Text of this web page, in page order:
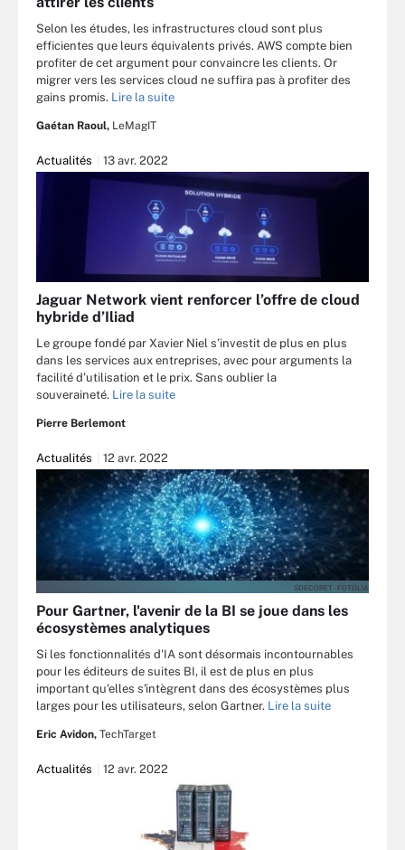
Selon les études, les infrastructures cloud sont plus
efficientes que leurs équivalents privés. AWS compte bien
profiter de cet argument pour convaincre les clients. Or
migrer vers les services cloud ne suffira pas à profiter des
gains promis. Lire la suite
Gaétan Raoul, LeMagIT
Actualités 13 avr. 2022
Jaguar Network vient renforcer l’offre de cloud
hybride d’Iliad
Le groupe fondé par Xavier Niel s’investit de plus en plus
dans les services aux entreprises, avec pour arguments la
facilité d’utilisation et le prix. Sans oublier la
souveraineté. Lire la suite
Pierre Berlemont
Actualités 12 avr. 2022
SDECORET - FOTOLIA
Pour Gartner, l'avenir de la BI se joue dans les
écosystèmes analytiques
Si les fonctionnalités d'IA sont désormais incontournables
pour les éditeurs de suites BI, il est de plus en plus
important qu'elles s'intègrent dans des écosystèmes plus
larges pour les utilisateurs, selon Gartner. Lire la suite
Eric Avidon, TechTarget
Actualités 12 avr. 2022